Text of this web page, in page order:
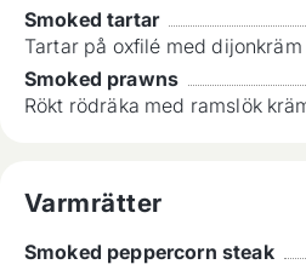
Smoked tartar
Tartar på oxfilé med
Smoked prawns
Rökt rödräka med ramslök
Varmrätter
Smoked peppercorn steak